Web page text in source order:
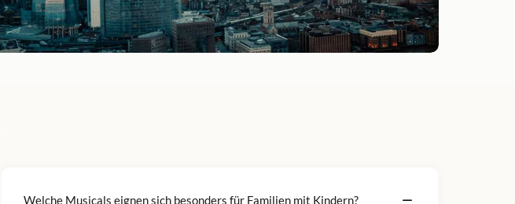
Welche Musicals eignen sich besonders für Familien mit Kindern?